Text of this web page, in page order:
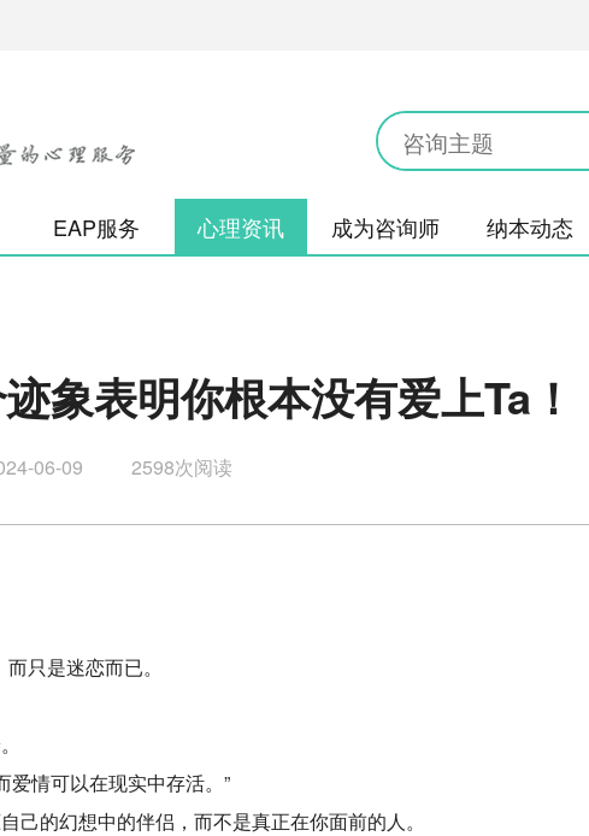
EAP服务 心理资讯 成为咨询师 纳本动态
象表明你根本没有爱上Ta！
06-09 2598次阅读
只是迷恋而已。
爱情可以在现实中存活。”
己的幻想中的伴侣，而不是真正在你面前的人。